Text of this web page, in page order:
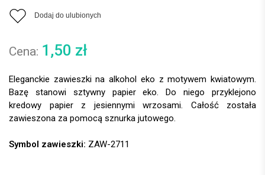
Dodaj do ulubionych
1,50 zł
Eleganckie zawieszki na alkohol eko z motywem kwiatowym.
Bazę stanowi sztywny papier eko. Do niego przyklejono
kredowy papier z jesiennymi wrzosami. Całość została
zawieszona za pomocą sznurka jutowego.
Symbol zawieszki: ZAW-2711